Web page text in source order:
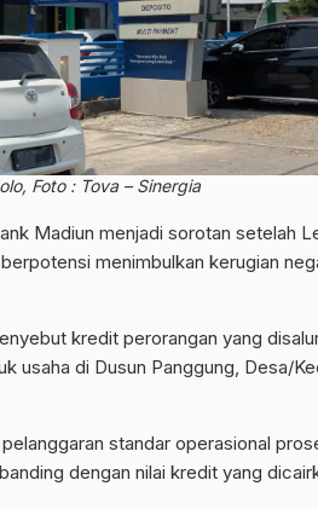
Foto : Tova – Sinergia
Madiun menjadi sorotan setelah
menimbulkan kerugian
kredit perorangan yang
usaha di Dusun Panggung, Desa/
standar operasional
dengan nilai kredit yang